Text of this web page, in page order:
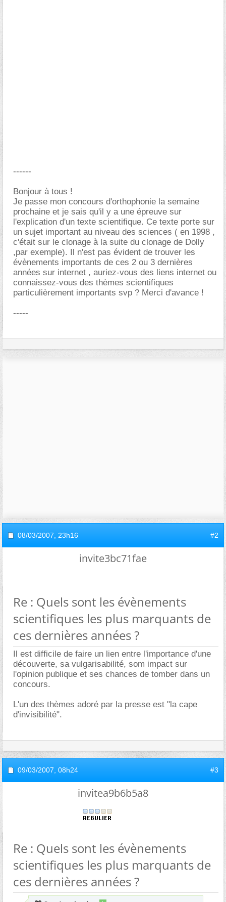
------
Bonjour à tous !
Je passe mon concours d'orthophonie la semaine
prochaine et je sais qu'il y a une épreuve sur
l'explication d'un texte scientifique. Ce texte porte sur
un sujet important au niveau des sciences ( en 1998 ,
c'était sur le clonage à la suite du clonage de Dolly
,par exemple). Il n'est pas évident de trouver les
évènements importants de ces 2 ou 3 dernières
années sur internet , auriez-vous des liens internet ou
connaissez-vous des thèmes scientifiques
particulièrement importants svp ? Merci d'avance !
-----
08/03/2007, 23h16 #2
invite3bc71fae
Re : Quels sont les évènements
scientifiques les plus marquants de
ces dernières années ?
Il est difficile de faire un lien entre l'importance d'une
découverte, sa vulgarisabilité, som impact sur
l'opinion publique et ses chances de tomber dans un
concours.
L'un des thèmes adoré par la presse est "la cape
d'invisibilité".
09/03/2007, 08h24 #3
invitea9b6b5a8
Re : Quels sont les évènements
scientifiques les plus marquants de
ces dernières années ?